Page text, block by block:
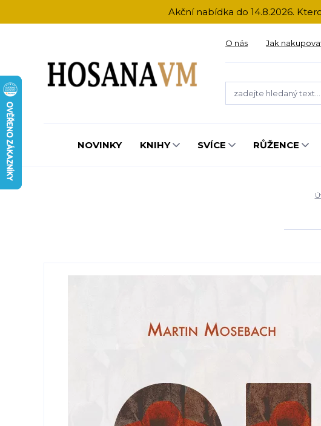
Akční nabídka do 14.8.2026.
O nás Jak
NOVINKY KNIHY SVÍCE RŮŽENCE